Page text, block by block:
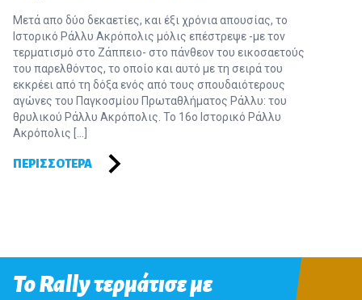
Μετά απο δύο δεκαετίες, και έξι χρόνια απουσίας, το
Ιστορικό Ράλλυ Ακρόπολις μόλις επέστρεψε -με τον
τερματισμό στο Ζάππειο- στο πάνθεον του εικοσαετούς
του παρελθόντος, το οποίο και αυτό με τη σειρά του
εκκρέει από τη δόξα ενός από τους σπουδαιότερους
αγώνες του Παγκοσμίου Πρωταθλήματος Ράλλυ: του
θρυλικού Ράλλυ Ακρόπολις. Το 16ο Ιστορικό Ράλλυ
Ακρόπολις […]
ΠΕΡΙΣΣΌΤΕΡΑ
Το Rally τερμάτισε με